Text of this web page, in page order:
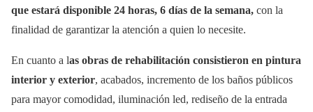
que estará disponible 24 horas, 6 días de la semana, con la
finalidad de garantizar la atención a quien lo necesite.
En cuanto a las obras de rehabilitación consistieron en pintura
interior y exterior, acabados, incremento de los baños públicos
para mayor comodidad, iluminación led, rediseño de la entrada